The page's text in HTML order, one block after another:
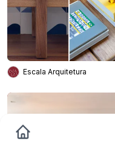
Escala Arquitetura